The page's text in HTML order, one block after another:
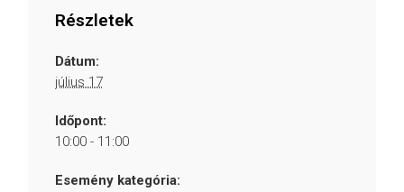
Részletek
Dátum:
július 17
Időpont:
10:00 - 11:00
Esemény kategória: